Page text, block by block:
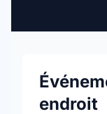
endroit